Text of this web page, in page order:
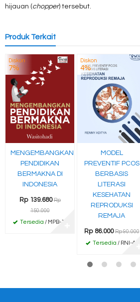
hijauan (chopper) tersebut.
Produk Terkait
Diskon
7%
MENGEMBANGKAN
PENDIDIKAN
BERMAKNA DI
INDONESIA
Rp 139.680 Rp
150.000
Tersedia / MPB-19
Diskon
4%
MODEL
PREVENTIF PCOS
BERBASIS
LITERASI
KESEHATAN
REPRODUKSI
REMAJA
Rp 86.000 Rp 90.000
Tersedia / RNI-40